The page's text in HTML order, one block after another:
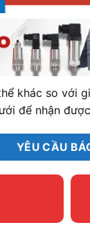
khác so với
để nhận
YÊU CẦU